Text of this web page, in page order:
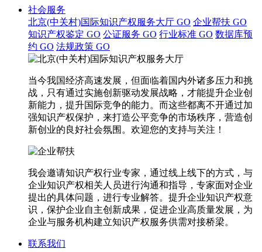
社会服务
北京(中关村)国际知识产权服务大厅 GO 企业帮扶 GO
知识产权鉴定 GO 公证服务 GO 行业标准 GO 数据库预
约 GO 法规政策 GO
当今我国经济高速发展，但面临着国内外诸多压力和挑
战，只有通过实施创新驱动发展战略，才能提升企业创
新能力，提升国际竞争的能力。而这些都离不开通过加
强知识产权保护，来打造公平竞争的市场秩序，营造创
新创业的良好社会氛围。欢迎您的支持与关注！
我会邀请知识产权行业专家，通过线上线下的方式，与
企业知识产权相关人员进行沟通和指导，专家面对企业
提出的具体问题，进行专业解答。提升企业知识产权意
识，保护企业自主创新成果，促进企业高质量发展，为
企业与服务机构建立知识产权服务供需对接桥梁。
联系我们